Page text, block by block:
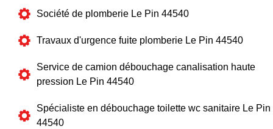
Société de plomberie Le Pin 44540
Travaux d'urgence fuite plomberie Le Pin 44540
Service de camion débouchage canalisation haute
pression Le Pin 44540
Spécialiste en débouchage toilette wc sanitaire Le Pin
44540